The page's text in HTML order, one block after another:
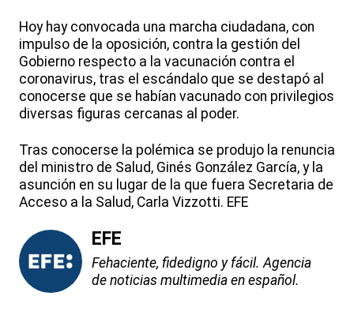
Hoy hay convocada una marcha ciudadana, con
impulso de la oposición, contra la gestión del
Gobierno respecto a la vacunación contra el
coronavirus, tras el escándalo que se destapó al
conocerse que se habían vacunado con privilegios
diversas figuras cercanas al poder.
Tras conocerse la polémica se produjo la renuncia
del ministro de Salud, Ginés González García, y la
asunción en su lugar de la que fuera Secretaria de
Acceso a la Salud, Carla Vizzotti. EFE
EFE
Fehaciente, fidedigno y fácil. Agencia
de noticias multimedia en español.